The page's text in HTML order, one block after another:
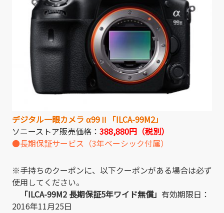
デジタル一眼カメラ α99Ⅱ「ILCA-99M2」
ソニーストア販売価格： 388,880円（税別）
●長期保証サービス（3年ベーシック付属）
※手持ちのクーポンに、以下クーポンがある場合は必ず
使用してください。
「ILCA-99M2 長期保証5年ワイド無償」 有効期限日：
2016年11月25日